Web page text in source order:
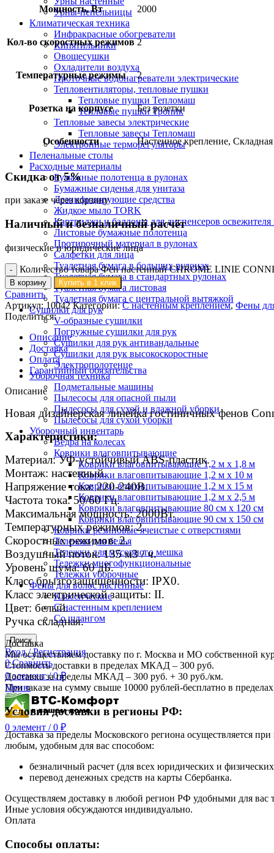
Урны-пепельницы
Климатическая техника
Инфракрасные обогреватели
Кипятильники
Овощесушки
Охладители воздуха
Проточные водонагреватели электрические
Тепловентиляторы, тепловые пушки
Тепловые пушки Тепломаш
Тепловые пушки Тропик
Тепловые завесы электрические
Тепловые завесы Тепломаш
Электронные терморегуляторы
Пеленальные столы
Расходные материалы
Бумажные полотенца в рулонах
Бумажные сиденья для унитаза
Дезинфицирующие средства
Жидкое мыло TORK
Картриджи и баллоны для диспенсеров освежителя
Листовые бумажные полотенца
Протирочный материал в рулонах
Салфетки для лица
Туалетная бумага в больших рулонах
Туалетная бумага в стандартных рулонах
Туалетная бумага листовая
Туалетная бумага с центральной вытяжкой
Сушилки для рук
V-образные сушилки
Погружные сушилки для рук
Сушилки для рук антивандальные
Сушилки для рук высокоскоростные
Электрополотенце
Уборочная техника
Подметальные машины
Пылесосы для опасной пыли
Пылесосы для сухой и влажной уборки
Пылесосы для сухой уборки
Уборочный инвентарь
Ведра на колесах
Коврики влаговпитывающие
Коврики влаговпитывающие 1,2 м х 1,8 м
Коврики влаговпитывающие 1,2 м х 10 м
Коврики влаговпитывающие 1,2 м х 15 м
Коврики влаговпитывающие 1,2 м х 2,5 м
Коврики влаговпитывающие 80 см х 120 см
Коврики влаговпитывающие 90 см х 150 см
Коврики резиновые ячеистые с отверстиями
Тележки для белья
Тележки для мусорного мешка
Тележки многофункциональные
Тележки уборочные
Фены для волос настенные
Классические
С настенным креплением
Со шлангом
Поиск
Вход / Регистрация
0 Сравнить
0элемент / 0₽
Меню
0 элемент / 0 ₽
Мощность, Вт 2000
Кол-во скоростных режимов 2
Температурные режимы 2
Розетка на корпусе Без розетки
Особенности Настенное крепление, Складная
Скидка от 5%
при заказе через корзину
Наличный и безналичный расчёт
физические и юридические лица
Количество товара Фен настенный CHROME LINIE
В корзину Купить в 1 клик
Сравнить
Артикул: 10042Категории: С настенным креплением, Фены
Поделиться:
Описание
Доставка
Оплата
Гарантийный обязательства
Описание
Новая дизайнерская линейка гостиничных фенов
Характеристики:
Материал: УФ-устойчивый ABS-пластик.
Монтаж: настенный.
Напряжение тока: 220-240В.
Частота тока: 50/60 Гц.
Максимальная мощность: 2000Вт.
Температурных режимов: 2.
Скоростных режимов: 2.
Воздушный поток: 135 м3 / ч.
Уровень шума: 60 дБ.
Класс брызгозащищенности: IPX0.
Класс электрической защиты: II.
Цвет: белый.
Ручка складная.
Доставка
Мы осуществляем доставку по г. Москва и МО собственной
Стоимость доставки в пределах МКАД – 300 руб.
Доставка за пределы МКАД – 300 руб. + 30 руб./км.
При заказе на сумму свыше 10000 рублей-бесплатно в
Условия доставки в регионы РФ:
Доставка за пределы Московского региона осуществляется
любым, удобным для вас способом:
безналичный расчет (для всех юридических и
перевод денежных средств на карты Сбербанка.
Осуществляем доставку в любой регион РФ удобными для
Иные условия обсуждаются индивидуально.
Оплата
Способы оплаты: